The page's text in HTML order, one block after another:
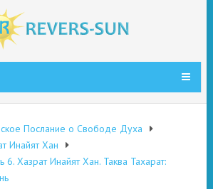
Послание о Свободе Духа
Инайят Хан
6. Хазрат Инайят Хан. Таква Тахарат: